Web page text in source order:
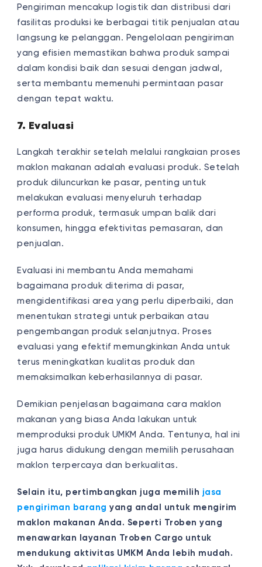
Pengiriman mencakup logistik dan distribusi dari
fasilitas produksi ke berbagai titik penjualan atau
langsung ke pelanggan. Pengelolaan pengiriman
yang efisien memastikan bahwa produk sampai
dalam kondisi baik dan sesuai dengan jadwal,
serta membantu memenuhi permintaan pasar
dengan tepat waktu.
7. Evaluasi
Langkah terakhir setelah melalui rangkaian proses
maklon makanan adalah evaluasi produk. Setelah
produk diluncurkan ke pasar, penting untuk
melakukan evaluasi menyeluruh terhadap
performa produk, termasuk umpan balik dari
konsumen, hingga efektivitas pemasaran, dan
penjualan.
Evaluasi ini membantu Anda memahami
bagaimana produk diterima di pasar,
mengidentifikasi area yang perlu diperbaiki, dan
menentukan strategi untuk perbaikan atau
pengembangan produk selanjutnya. Proses
evaluasi yang efektif memungkinkan Anda untuk
terus meningkatkan kualitas produk dan
memaksimalkan keberhasilannya di pasar.
Demikian penjelasan bagaimana cara maklon
makanan yang biasa Anda lakukan untuk
memproduksi produk UMKM Anda. Tentunya, hal ini
juga harus didukung dengan memilih perusahaan
maklon terpercaya dan berkualitas.
Selain itu, pertimbangkan juga memilih jasa
pengiriman barang yang andal untuk mengirim
maklon makanan Anda. Seperti Troben yang
menawarkan layanan Troben Cargo untuk
mendukung aktivitas UMKM Anda lebih mudah.